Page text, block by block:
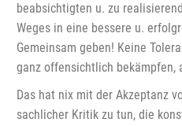
beabsichtigten u. zu
Weges in eine bessere u.
Gemeinsam geben! Keine
ganz offensichtlich bekämpfen,
Das hat nix mit der Akzeptanz
sachlicher Kritik zu tun, die